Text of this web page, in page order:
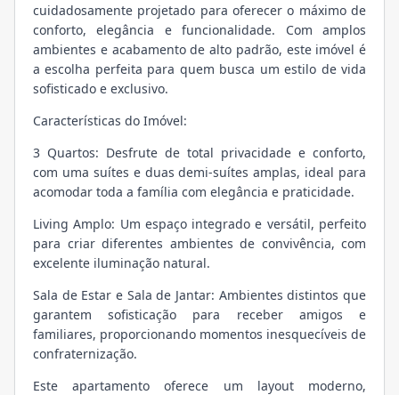
cuidadosamente projetado para oferecer o máximo de
conforto, elegância e funcionalidade. Com amplos
ambientes e acabamento de alto padrão, este imóvel é
a escolha perfeita para quem busca um estilo de vida
sofisticado e exclusivo.
Características do Imóvel:
3 Quartos: Desfrute de total privacidade e conforto,
com uma suítes e duas demi-suítes amplas, ideal para
acomodar toda a família com elegância e praticidade.
Living Amplo: Um espaço integrado e versátil, perfeito
para criar diferentes ambientes de convivência, com
excelente iluminação natural.
Sala de Estar e Sala de Jantar: Ambientes distintos que
garantem sofisticação para receber amigos e
familiares, proporcionando momentos inesquecíveis de
confraternização.
Este apartamento oferece um layout moderno,